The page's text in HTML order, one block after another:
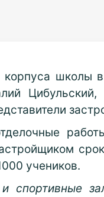
корпуса
учеников.
спортивные